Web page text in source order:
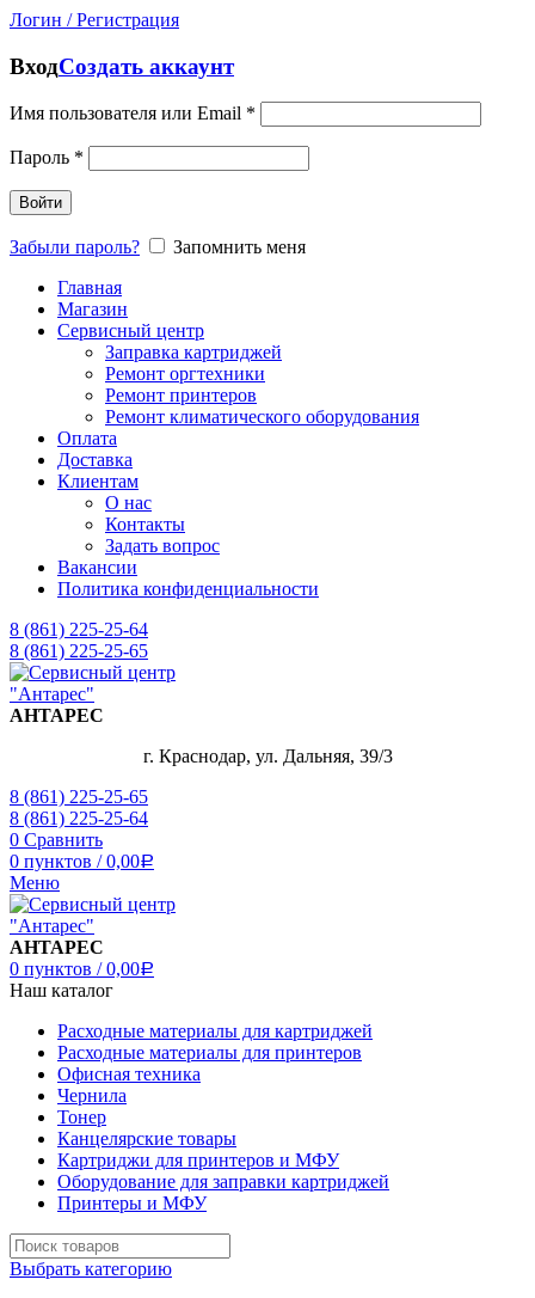
Логин / Регистрация
ВходСоздать аккаунт
Имя пользователя или Email *
Пароль *
Войти
Забыли пароль?
Запомнить меня
Главная
Магазин
Сервисный центр
Заправка картриджей
Ремонт оргтехники
Ремонт принтеров
Ремонт климатического оборудования
Оплата
Доставка
Клиентам
О нас
Контакты
Задать вопрос
Вакансии
Политика конфиденциальности
8 (861) 225-25-64
8 (861) 225-25-65
АНТАРЕС
г. Краснодар, ул. Дальняя, 39/3
8 (861) 225-25-65
8 (861) 225-25-64
0 Сравнить
0 пунктов / 0,00Р
Меню
АНТАРЕС
0 пунктов / 0,00Р
Наш каталог
Расходные материалы для картриджей
Расходные материалы для принтеров
Офисная техника
Чернила
Тонер
Канцелярские товары
Картриджи для принтеров и МФУ
Оборудование для заправки картриджей
Принтеры и МФУ
Выбрать категорию